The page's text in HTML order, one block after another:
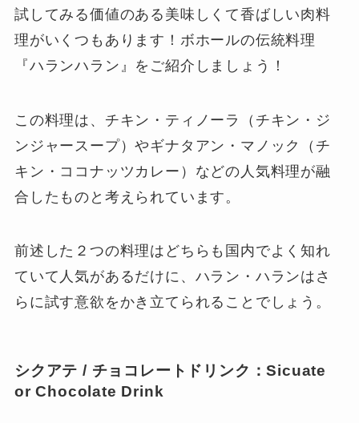
試してみる価値のある美味しくて香ばしい肉料
理がいくつもあります！ボホールの伝統料理
『ハランハラン』をご紹介しましょう！
この料理は、チキン・ティノーラ（チキン・ジ
ンジャースープ）やギナタアン・マノック（チ
キン・ココナッツカレー）などの人気料理が融
合したものと考えられています。
前述した２つの料理はどちらも国内でよく知れ
ていて人気があるだけに、ハラン・ハランはさ
らに試す意欲をかき立てられることでしょう。
シクアテ / チョコレートドリンク：Sicuate
or Chocolate Drink